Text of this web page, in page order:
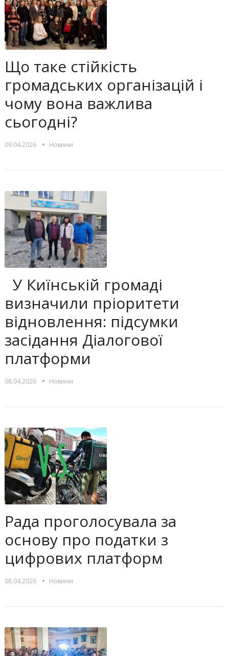
Що таке стійкість
громадських організацій і
чому вона важлива
сьогодні?
09.04.2026 • Новини
У Киїнській громаді
визначили пріоритети
відновлення: підсумки
засідання Діалогової
платформи
08.04.2026 • Новини
Рада проголосувала за
основу про податки з
цифрових платформ
08.04.2026 • Новини